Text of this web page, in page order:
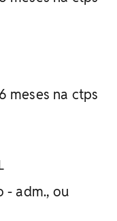
meses na ctps
- adm., ou